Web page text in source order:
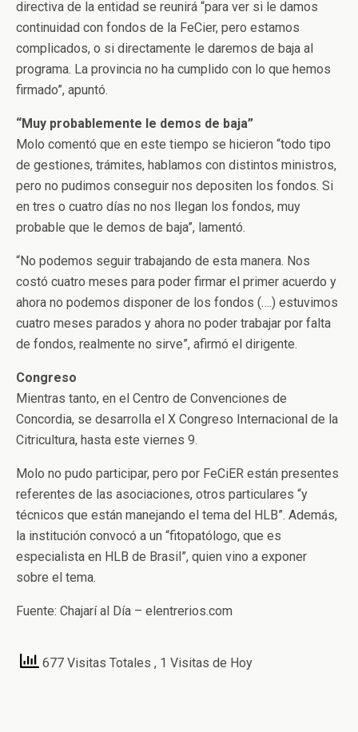
directiva de la entidad se reunirá “para ver si le damos
continuidad con fondos de la FeCier, pero estamos
complicados, o si directamente le daremos de baja al
programa. La provincia no ha cumplido con lo que hemos
firmado”, apuntó.
“Muy probablemente le demos de baja”
Molo comentó que en este tiempo se hicieron “todo tipo
de gestiones, trámites, hablamos con distintos ministros,
pero no pudimos conseguir nos depositen los fondos. Si
en tres o cuatro días no nos llegan los fondos, muy
probable que le demos de baja”, lamentó.
“No podemos seguir trabajando de esta manera. Nos
costó cuatro meses para poder firmar el primer acuerdo y
ahora no podemos disponer de los fondos (….) estuvimos
cuatro meses parados y ahora no poder trabajar por falta
de fondos, realmente no sirve”, afirmó el dirigente.
Congreso
Mientras tanto, en el Centro de Convenciones de
Concordia, se desarrolla el X Congreso Internacional de la
Citricultura, hasta este viernes 9.
Molo no pudo participar, pero por FeCiER están presentes
referentes de las asociaciones, otros particulares “y
técnicos que están manejando el tema del HLB”. Además,
la institución convocó a un “fitopatólogo, que es
especialista en HLB de Brasil”, quien vino a exponer
sobre el tema.
Fuente: Chajarí al Día – elentrerios.com
677 Visitas Totales , 1 Visitas de Hoy